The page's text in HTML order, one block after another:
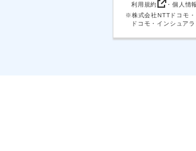
利用規約
・個人情
※株式会社NTTドコモ
ドコモ・インシュア